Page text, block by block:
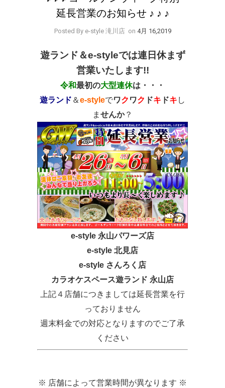
延長営業のお知らせ ♪ ♪ ♪
Posted By e-style 滝川店 on 4月 16,2019
遊ランド＆e-styleでは連日休まず
営業いたします!!
令和最初の大型連休は・・・
遊ランド ＆e-styleでワク ワク ドキ ドキ し
ま せんか？
e-style 永山パワーズ店
e-style 北見店
e-style さんろく店
カラオケスペース遊ランド 永山店
上記４店舗につきましては延長営業を行
っておりません
週末料金での対応となりますのでご了承
ください
※ 店舗によって営業時間が異なります ※